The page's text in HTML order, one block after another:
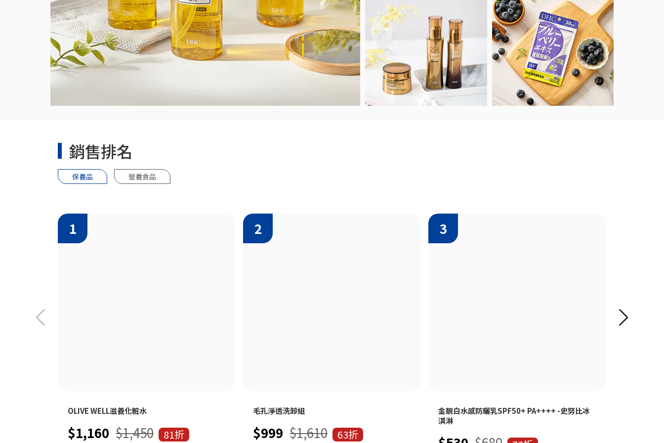
銷售排名
保養品 營養食品
OLIVE WELL滋養化粧水
$1,160 $1,450 81折
毛孔淨透洗卸組
$999 $1,610 63折
金靚白水感防曬乳SPF50+ PA++++ -史努比冰
淇淋